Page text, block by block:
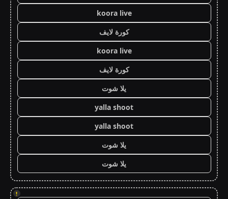
koora live
كورة لايف
koora live
كورة لايف
يلا شوت
yalla shoot
yalla shoot
يلا شوت
يلا شوت
!